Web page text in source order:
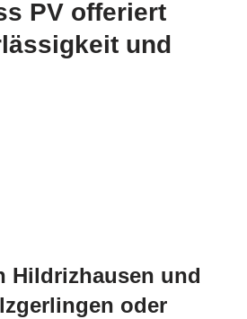
PV offeriert
und
Hildrizhausen und
oder